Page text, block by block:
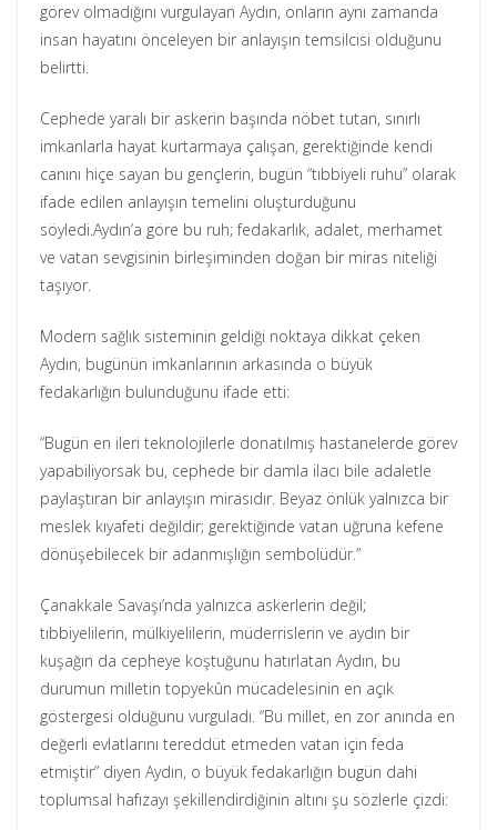
görev olmadığını vurgulayan Aydın, onların aynı zamanda
insan hayatını önceleyen bir anlayışın temsilcisi olduğunu
belirtti.
Cephede yaralı bir askerin başında nöbet tutan, sınırlı
imkanlarla hayat kurtarmaya çalışan, gerektiğinde kendi
canını hiçe sayan bu gençlerin, bugün “tıbbiyeli ruhu” olarak
ifade edilen anlayışın temelini oluşturduğunu
söyledi.Aydın’a göre bu ruh; fedakarlık, adalet, merhamet
ve vatan sevgisinin birleşiminden doğan bir miras niteliği
taşıyor.
Modern sağlık sisteminin geldiği noktaya dikkat çeken
Aydın, bugünün imkanlarının arkasında o büyük
fedakarlığın bulunduğunu ifade etti:
“Bugün en ileri teknolojilerle donatılmış hastanelerde görev
yapabiliyorsak bu, cephede bir damla ilacı bile adaletle
paylaştıran bir anlayışın mirasıdır. Beyaz önlük yalnızca bir
meslek kıyafeti değildir; gerektiğinde vatan uğruna kefene
dönüşebilecek bir adanmışlığın sembolüdür.”
Çanakkale Savaşı’nda yalnızca askerlerin değil;
tıbbiyelilerin, mülkiyelilerin, müderrislerin ve aydın bir
kuşağın da cepheye koştuğunu hatırlatan Aydın, bu
durumun milletin topyekûn mücadelesinin en açık
göstergesi olduğunu vurguladı. “Bu millet, en zor anında en
değerli evlatlarını tereddüt etmeden vatan için feda
etmiştir” diyen Aydın, o büyük fedakarlığın bugün dahi
toplumsal hafızayı şekillendirdiğinin altını şu sözlerle çizdi: